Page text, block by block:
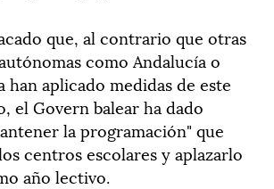
que, al contrario que otras
como Andalucía o
han aplicado medidas de este
el Govern balear ha dado
la programación" que
centros escolares y aplazarlo
año lectivo.